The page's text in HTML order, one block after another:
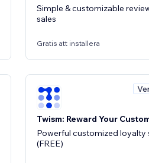
Simple & customizable
Gratis att installera
Twism: Reward Your
Powerful customized loyalty
(FREE)